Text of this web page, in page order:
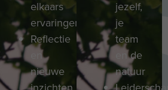
elkaars
ervaringen
Reflectie
en
nieuwe
jezelf,
je
team
en de
natuur